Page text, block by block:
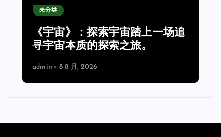
未分类
《宇宙》：探索宇宙踏上一场追
寻宇宙本质的探索之旅。
admin 8 8 月, 2026